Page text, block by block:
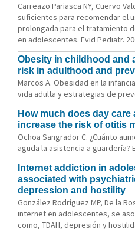
Carreazo Pariasca NY, Cuervo
suficientes para recomendar el
prolongada para el tratamiento
en adolescentes. Evid Pediatr.
Obesity in childhood and
risk in adulthood and
Marcos A. Obesidad en la
vida adulta y estrategias de
How much does day care
increase the risk of otitis
Ochoa Sangrador C. ¿Cuánto
aguda la asistencia a guardería?
Internet addiction in
associated with
depression and hostility
González Rodríguez MP, De la
internet en adolescentes, se
como, TDAH, depresión y